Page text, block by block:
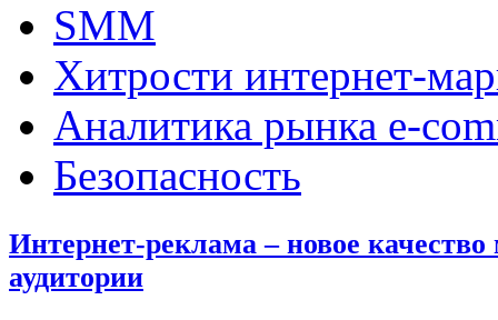
SMM
Хитрости интернет-
Аналитика рынка e-
Безопасность
Интернет-реклама – новое
аудитории